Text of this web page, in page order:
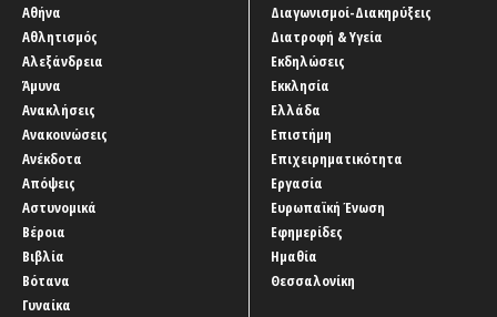
Αθήνα
Αθλητισμός
Αλεξάνδρεια
Άμυνα
Ανακλήσεις
Ανακοινώσεις
Ανέκδοτα
Απόψεις
Αστυνομικά
Βέροια
Βιβλία
Βότανα
Γυναίκα
Διαγωνισμοί-Διακηρύξεις
Διατροφή & Υγεία
Εκδηλώσεις
Εκκλησία
Ελλάδα
Επιστήμη
Επιχειρηματικότητα
Εργασία
Ευρωπαϊκή Ένωση
Εφημερίδες
Ημαθία
Θεσσαλονίκη